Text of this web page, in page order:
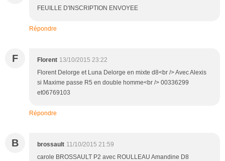
FEUILLE D'INSCRIPTION ENVOYEE
Répondre
F Florent 13/10/2015 23:22
Florent Delorge et Luna Delorge en mixte d8<br /> Avec Alexis
si Maxime passe R5 en double homme<br /> 00336299
et06769103
Répondre
B brossault 11/10/2015 21:59
carole BROSSAULT P2 avec ROULLEAU Amandine D8